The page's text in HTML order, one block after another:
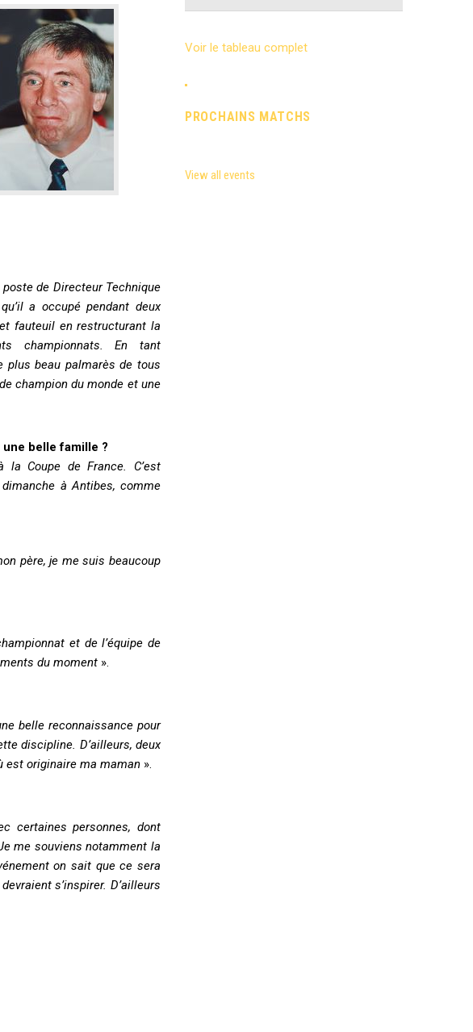
de Directeur Technique
a occupé pendant deux
fauteuil en restructurant la
championnats. En tant
plus beau palmarès de tous
champion du monde et une
belle famille ?
Coupe de France. C’est
à Antibes, comme
père, je me suis beaucoup
et de l’équipe de
du moment ».
belle reconnaissance pour
discipline. D’ailleurs, deux
est originaire ma maman ».
certaines personnes, dont
me souviens notamment la
on sait que ce sera
s’inspirer. D’ailleurs
Voir le tableau complet
PROCHAINS MATCHS
View all events